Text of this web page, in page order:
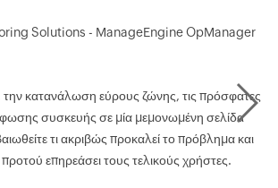
την κατανάλωση εύρους ζώνης, τις πρόσφατες
συσκευής σε μία μεμονωμένη σελίδα
τι ακριβώς προκαλεί το πρόβλημα και
επηρεάσει τους τελικούς χρήστες.